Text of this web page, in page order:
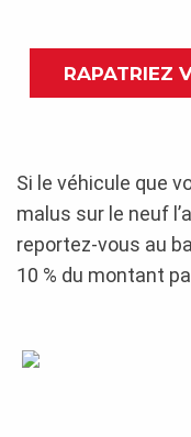
RAPATRIEZ
Si le véhicule que
malus sur le neuf
reportez-vous au
10 % du montant